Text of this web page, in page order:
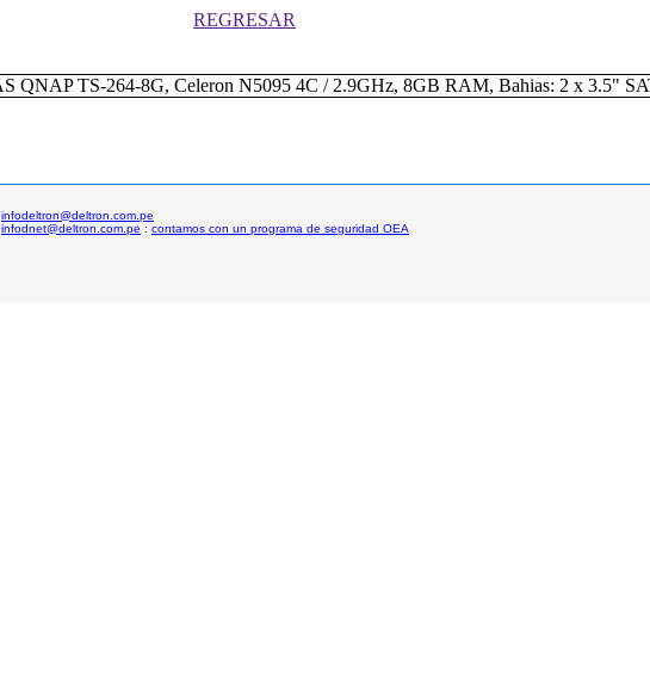
REGRESAR
infodeltron@deltron.com.pe
infodnet@deltron.com.pe : contamos con un programa de seguridad OEA